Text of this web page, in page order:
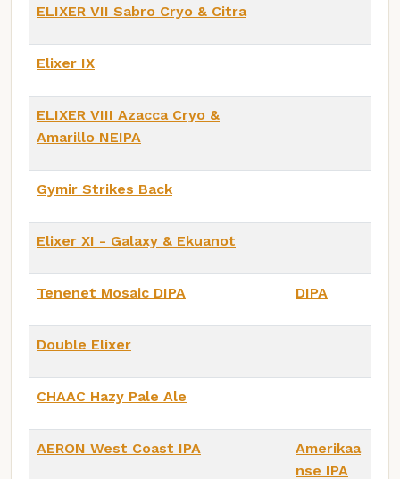
ELIXER VII Sabro Cryo & Citra
Elixer IX
ELIXER VIII Azacca Cryo &
Amarillo NEIPA
Gymir Strikes Back
Elixer XI - Galaxy & Ekuanot
Tenenet Mosaic DIPA DIPA
Double Elixer
CHAAC Hazy Pale Ale
AERON West Coast IPA
Amerikaa
nse IPA